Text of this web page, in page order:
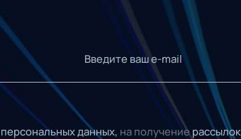
персональных данных, на получениерассылок